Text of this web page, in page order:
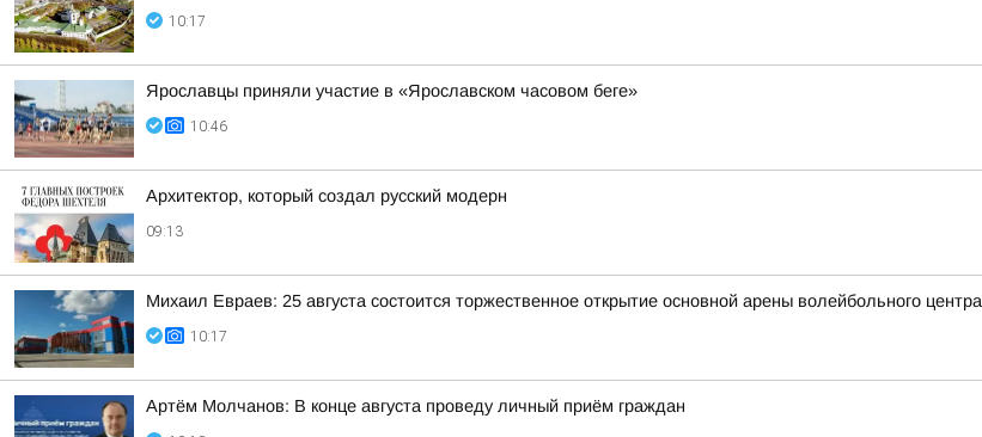
10:17
Ярославцы приняли участие в «Ярославском часовом беге»
10:46
Архитектор, который создал русский модерн
09:13
Михаил Евраев: 25 августа состоится торжественное открытие основной арены волейбольного центра
10:17
Артём Молчанов: В конце августа проведу личный приём граждан